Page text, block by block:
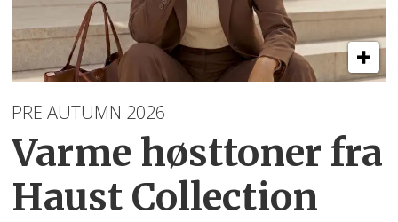
PRE AUTUMN 2026
Varme høsttoner fra
Haust Collection